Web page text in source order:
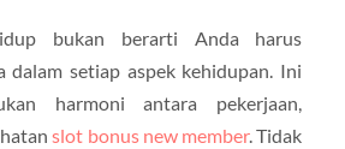
bukan berarti Anda harus
dalam setiap aspek kehidupan. Ini
harmoni antara pekerjaan,
slot bonus new member. Tidak